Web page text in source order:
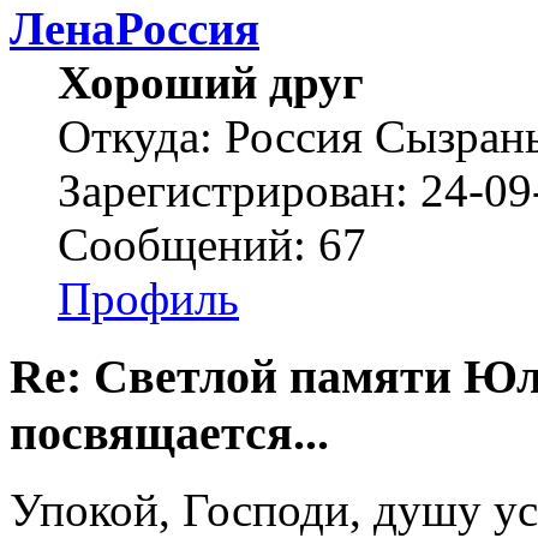
ЛенаРоссия
Хороший друг
Откуда: Россия
Зарегистрирован: 24-
Сообщений: 67
Профиль
Re: Светлой памяти
посвящается...
Упокой, Господи, душу